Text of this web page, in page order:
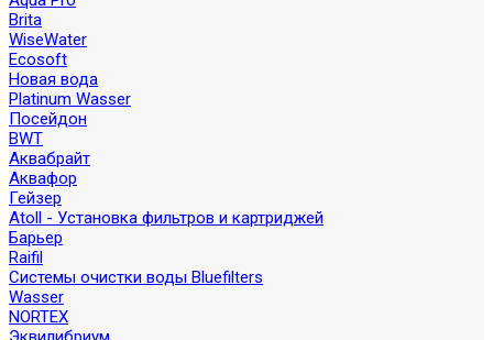
Brita
WiseWater
Ecosoft
Новая вода
Platinum Wasser
Посейдон
BWT
Аквабрайт
Аквафор
Гейзер
Atoll - Установка фильтров и картриджей
Барьер
Raifil
Системы очистки воды Bluefilters
Wasser
NORTEX